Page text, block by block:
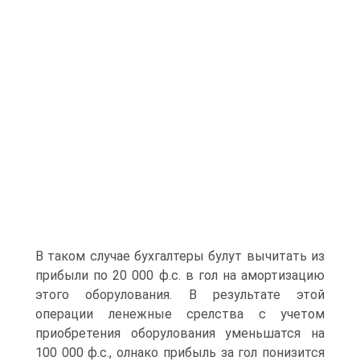
В таком случае бухгалтеры булут вычитать из
прибыли по 20 000 ф.с. в гол на амортизацию
этого оборулования. В результате этой
операции ленежные срелства с учетом
приобретения оборулования уменьшатся на
100 000 ф.с., олнако прибыль за гол понизится